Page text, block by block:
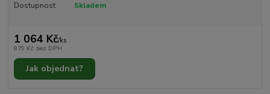
Dostupnost Skladem
1 064 Kč/ks
879 Kč bez DPH
Jak objednat?